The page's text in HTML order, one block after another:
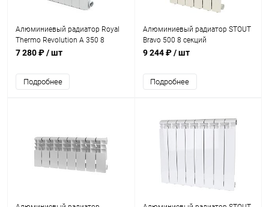
Алюминиевый радиатор Royal
Thermo Revolution A 350 8
секций
7 280 ₽/ шт
Подробнее
Алюминиевый радиатор STOUT
Bravo 500 8 секций
9 244 ₽/ шт
Подробнее